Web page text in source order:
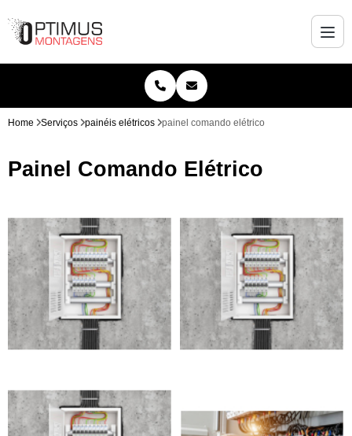
Home Serviços painéis elétricos painel comando elétrico
Painel Comando Elétrico